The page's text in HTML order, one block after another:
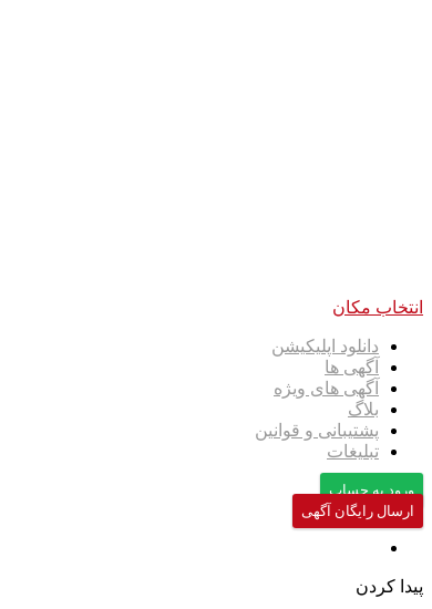
انتخاب مکان
دانلود اپلیکیشن
آگهی ها
آگهی های ویژه
بلاگ
پشتیبانی و قوانین
تبلیغات
ورود به حساب
ارسال رایگان آگهی
پیدا کردن